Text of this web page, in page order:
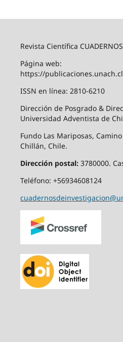
Revista Científica
Página web:
https://
ISSN en línea: 2810-6210
Dirección de Posgrado &
Universidad Adventista de
Fundo Las Mariposas,
Chillán, Chile.
Dirección postal:3780000.
Teléfono: +56934608124